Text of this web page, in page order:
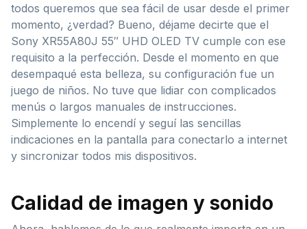
todos queremos que sea fácil de usar desde el primer
momento, ¿verdad? Bueno, déjame decirte que el
Sony XR55A80J 55″ UHD OLED TV cumple con ese
requisito a la perfección. Desde el momento en que
desempaqué esta belleza, su configuración fue un
juego de niños. No tuve que lidiar con complicados
menús o largos manuales de instrucciones.
Simplemente lo encendí y seguí las sencillas
indicaciones en la pantalla para conectarlo a internet
y sincronizar todos mis dispositivos.
Calidad de imagen y sonido